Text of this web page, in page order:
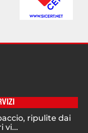
ripulite dai
vi...